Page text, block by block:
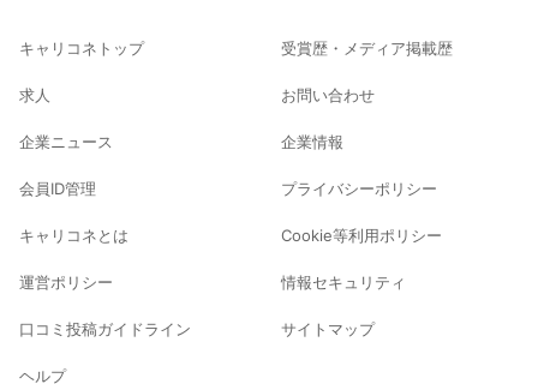
キャリコネトップ
求人
企業ニュース
会員ID管理
キャリコネとは
運営ポリシー
口コミ投稿ガイドライン
ヘルプ
受賞歴・メディア掲載歴
お問い合わせ
企業情報
プライバシーポリシー
Cookie等利用ポリシー
情報セキュリティ
サイトマップ